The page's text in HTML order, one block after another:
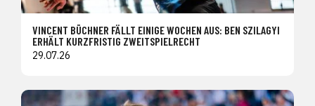
VINCENT BÜCHNER FÄLLT EINIGE WOCHEN AUS: BEN SZILAGYI
ERHÄLT KURZFRISTIG ZWEITSPIELRECHT
29.07.26